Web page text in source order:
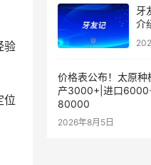
验
位
牙
介
价格表公布！太原
产3000+|进口
80000
2026年8月5日